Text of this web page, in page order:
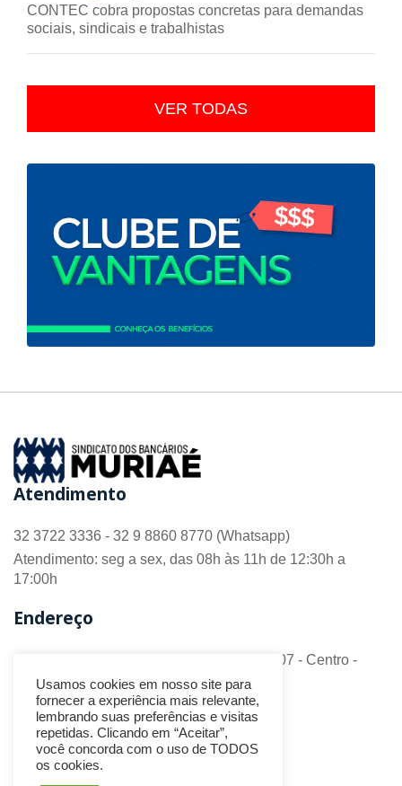
CONTEC cobra propostas concretas para demandas
sociais, sindicais e trabalhistas
VER TODAS
Atendimento
32 3722 3336 - 32 9 8860 8770 (Whatsapp)
Atendimento: seg a sex, das 08h às 11h de 12:30h a
17:00h
Endereço
R. Barão do Monte Alto nº 70 - Sala 306/307 - Centro -
CEP 36.880-018 - Muriaé/MG
Redes Sociais
Usamos cookies em nosso site para
fornecer a experiência mais relevante,
lembrando suas preferências e visitas
repetidas. Clicando em “Aceitar”,
você concorda com o uso de TODOS
os cookies.